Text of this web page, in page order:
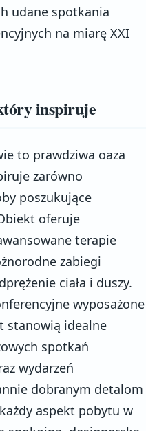
udane spotkania
na miarę XXI
inspiruje
to prawdziwa oaza
zarówno
poszukujące
oferuje
terapie
zabiegi
ciała i duszy.
wyposażone
stanowią idealne
spotkań
wydarzeń
dobranym detalom
aspekt pobytu w